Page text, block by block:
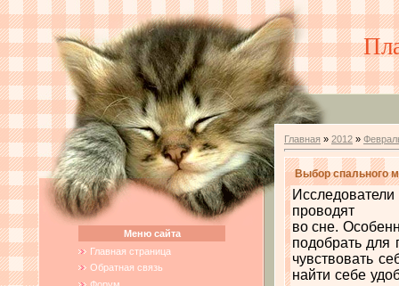
Меню сайта
Главная страница
Обратная связь
Главная » 2012 »
Выбор спального
проводят
во сне.
подобрать для
чувствовать
найти себе